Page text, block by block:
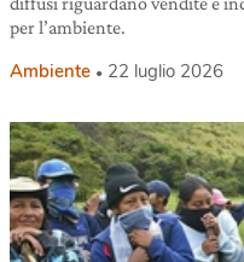
per l’ambiente.
Ambiente 22 luglio 2026